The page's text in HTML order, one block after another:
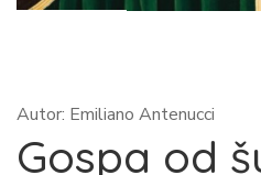
Autor: Emiliano Antenucci
Gospa od